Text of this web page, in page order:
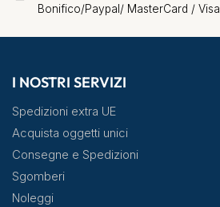
Bonifico/Paypal/ MasterCard / Visa
I NOSTRI SERVIZI
Spedizioni extra UE
Acquista oggetti unici
Consegne e Spedizioni
Sgomberi
Noleggi